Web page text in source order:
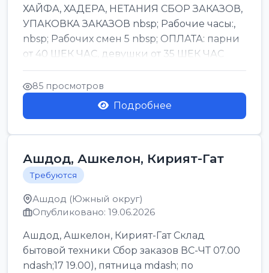
ХАЙФА, ХАДЕРА, НЕТАНИЯ СБОР ЗАКАЗОВ,
УПАКОВКА ЗАКАЗОВ nbsp; Рабочие часы:,
nbsp; Рабочих смен 5 nbsp; ОПЛАТА: парни
от 40 ШЕК ЧАС, девушки от 35 ШЕК ЧАС
БОНУСЫ 1500 ШЕК ...
85 просмотров
Подробнее
Ашдод, Ашкелон, Кирият-Гат
Требуются
Ашдод (Южный округ)
Опубликовано: 19.06.2026
Ашдод, Ашкелон, Кирият-Гат Склад
бытовой техники Сбор заказов ВС-ЧТ 07.00
ndash;17 19.00), пятница mdash; по